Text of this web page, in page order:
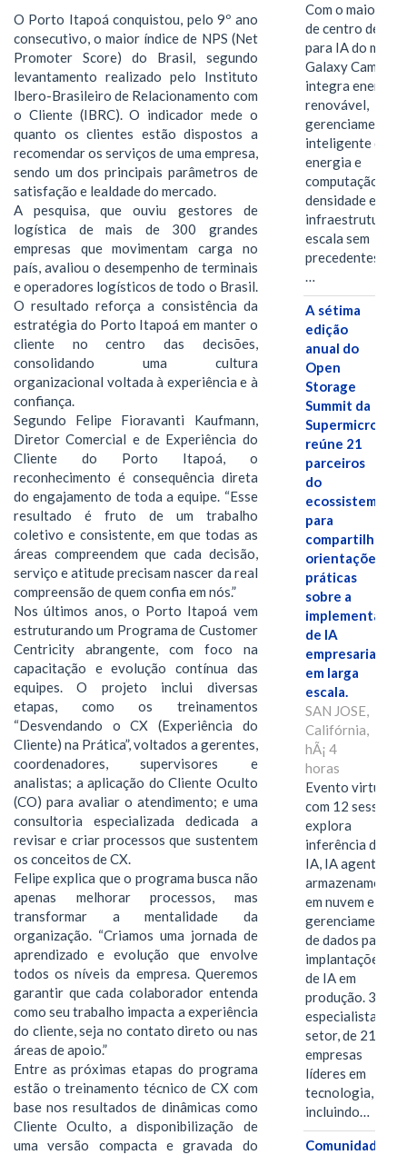
O Porto Itapoá conquistou, pelo 9º ano
consecutivo, o maior índice de NPS (Net
Promoter Score) do Brasil, segundo
levantamento realizado pelo Instituto
Ibero-Brasileiro de Relacionamento com
o Cliente (IBRC). O indicador mede o
quanto os clientes estão dispostos a
recomendar os serviços de uma empresa,
sendo um dos principais parâmetros de
satisfação e lealdade do mercado.
A pesquisa, que ouviu gestores de
logística de mais de 300 grandes
empresas que movimentam carga no
país, avaliou o desempenho de terminais
e operadores logísticos de todo o Brasil.
O resultado reforça a consistência da
estratégia do Porto Itapoá em manter o
cliente no centro das decisões,
consolidando uma cultura
organizacional voltada à experiência e à
confiança.
Segundo Felipe Fioravanti Kaufmann,
Diretor Comercial e de Experiência do
Cliente do Porto Itapoá, o
reconhecimento é consequência direta
do engajamento de toda a equipe. “Esse
resultado é fruto de um trabalho
coletivo e consistente, em que todas as
áreas compreendem que cada decisão,
serviço e atitude precisam nascer da real
compreensão de quem confia em nós.”
Nos últimos anos, o Porto Itapoá vem
estruturando um Programa de Customer
Centricity abrangente, com foco na
capacitação e evolução contínua das
equipes. O projeto inclui diversas
etapas, como os treinamentos
“Desvendando o CX (Experiência do
Cliente) na Prática”, voltados a gerentes,
coordenadores, supervisores e
analistas; a aplicação do Cliente Oculto
(CO) para avaliar o atendimento; e uma
consultoria especializada dedicada a
revisar e criar processos que sustentem
os conceitos de CX.
Felipe explica que o programa busca não
apenas melhorar processos, mas
transformar a mentalidade da
organização. “Criamos uma jornada de
aprendizado e evolução que envolve
todos os níveis da empresa. Queremos
garantir que cada colaborador entenda
como seu trabalho impacta a experiência
do cliente, seja no contato direto ou nas
áreas de apoio.”
Entre as próximas etapas do programa
estão o treinamento técnico de CX com
base nos resultados de dinâmicas como
Cliente Oculto, a disponibilização de
uma versão compacta e gravada do
Com o maior
de centro de
para IA do
Galaxy Campus
integra energia
renovável,
gerenciamento
inteligente de
energia e
computação de
densidade em
infraestrutura
escala sem
…
A sétima
edição
anual do
Open
Storage
Summit da
Supermicro
reúne 21
parceiros
do
ecossistema
para
compartilhar
orientações
práticas
sobre a
implementação
de IA
empresarial
em larga
escala.
SAN JOSE,
Califórnia,
hÃ¡ 4
horas
Evento virtual
com 12 sessões
explora
inferência de
IA, IA agentiva,
armazenamento
em nuvem e
gerenciamento
de dados para
implantações
de IA em
produção. 38
especialistas do
setor, de 21
empresas
líderes em
tecnologia,
incluindo…
Comunidades